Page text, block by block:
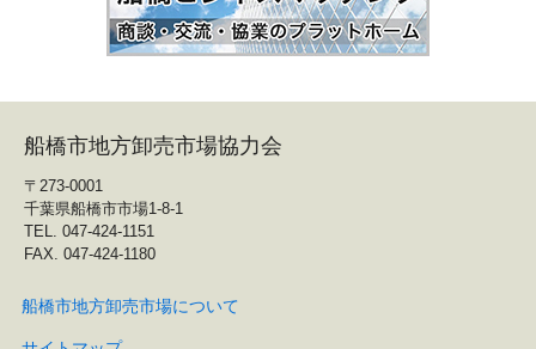
船橋市地方卸売市場協力会
〒273-0001
千葉県船橋市市場1-8-1
TEL. 047-424-1151
FAX. 047-424-1180
船橋市地方卸売市場について